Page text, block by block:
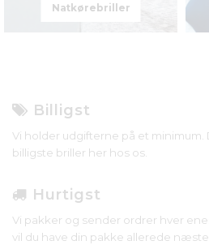
Natkørebriller
Billigst
Vi holder udgifterne på et
billigste briller her hos os.
Hurtigst
Vi pakker og sender ordrer hver
vil du have din pakke allerede